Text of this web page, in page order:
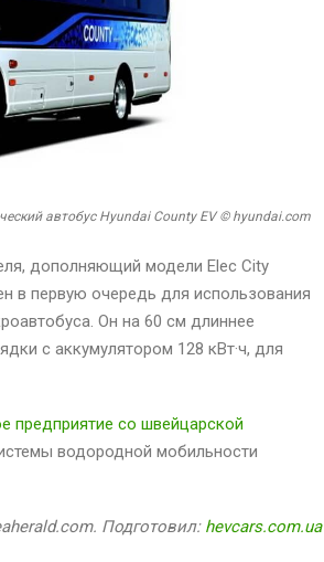
автобус Hyundai County EV © hyundai.com
дополняющий модели Elec City
в первую очередь для использования
Он на 60 см длиннее
с аккумулятором 128 кВт·ч, для
предприятие со швейцарской
водородной мобильности
Подготовил: hevcars.com.ua